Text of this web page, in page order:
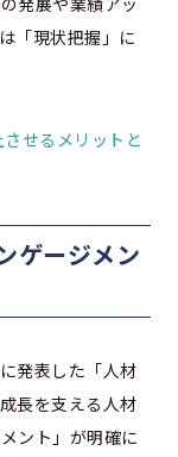
「現状把握」に
せるメリットと
ゲージメン
発表した「人材
長を支える人材
ント」が明確に